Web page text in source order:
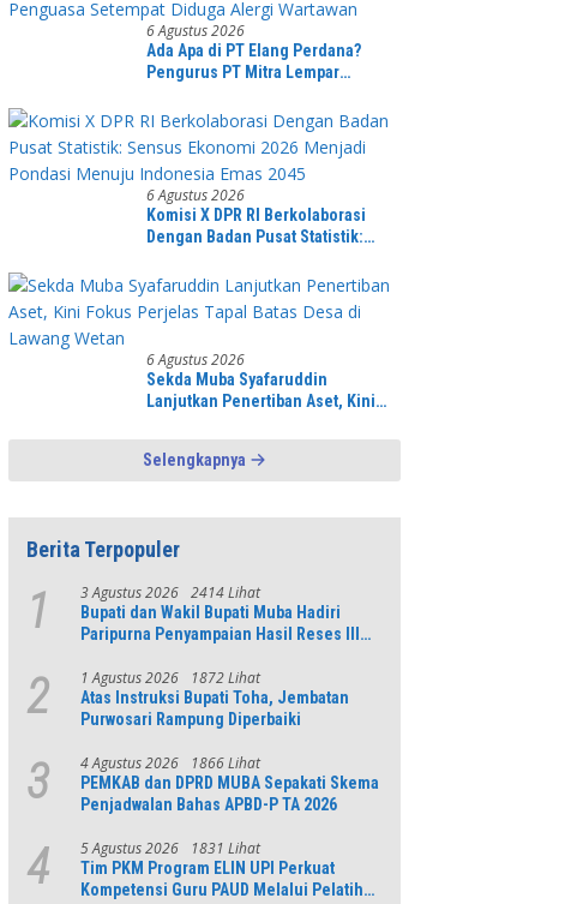
6 Agustus 2026
Ada Apa di PT Elang Perdana?
Pengurus PT Mitra Lempar
Penguasa Setempat Diduga Alergi
Wartawan
6 Agustus 2026
Komisi X DPR RI Berkolaborasi
Dengan Badan Pusat Statistik:
Pondasi Menuju Indonesia Emas
2045
6 Agustus 2026
Sekda Muba Syafaruddin
Lanjutkan Penertiban Aset, Kini
Lawang Wetan
Selengkapnya
Berita Terpopuler
1 3 Agustus 2026 2414 Lihat
Bupati dan Wakil Bupati Muba Hadiri
Paripurna Penyampaian Hasil Reses III
2 1 Agustus 2026 1872 Lihat
Atas Instruksi Bupati Toha, Jembatan
Purwosari Rampung Diperbaiki
3 4 Agustus 2026 1866 Lihat
PEMKAB dan DPRD MUBA Sepakati Skema
Penjadwalan Bahas APBD-P TA 2026
4 5 Agustus 2026 1831 Lihat
Tim PKM Program ELIN UPI Perkuat
Kompetensi Guru PAUD Melalui Pelatihan